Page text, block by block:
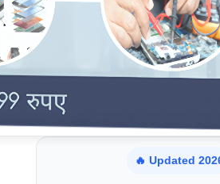
🔥 Updated